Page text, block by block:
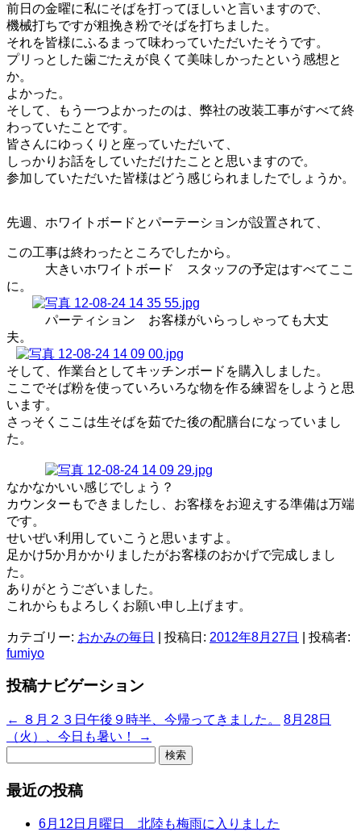
前日の金曜に私にそばを打ってほしいと言いますので、
機械打ちですが粗挽き粉でそばを打ちました。
それを皆様にふるまって味わっていただいたそうです。
プリっとした歯ごたえが良くて美味しかったという感想と
か。
よかった。
そして、もう一つよかったのは、弊社の改装工事がすべて終
わっていたことです。
皆さんにゆっくりと座っていただいて、
しっかりお話をしていただけたことと思いますので。
参加していただいた皆様はどう感じられましたでしょうか。
先週、ホワイトボードとパーテーションが設置されて、
この工事は終わったところでしたから。
大きいホワイトボード スタッフの予定はすべてここ
に。
パーティション お客様がいらっしゃっても大丈
夫。
そして、作業台としてキッチンボードを購入しました。
ここでそば粉を使っていろいろな物を作る練習をしようと思
います。
さっそくここは生そばを茹でた後の配膳台になっていまし
た。
なかなかいい感じでしょう？
カウンターもできましたし、お客様をお迎えする準備は万端
です。
せいぜい利用していこうと思いますよ。
足かけ5か月かかりましたがお客様のおかげで完成しまし
た。
ありがとうございました。
これからもよろしくお願い申し上げます。
カテゴリー: おかみの毎日 | 投稿日: 2012年8月27日
投稿者:
fumiyo
投稿ナビゲーション
← ８月２３日午後９時半、今帰ってきました。
8月28日
（火）、今日も暑い！
→
最近の投稿
6月12日月曜日 北陸も梅雨に入りました